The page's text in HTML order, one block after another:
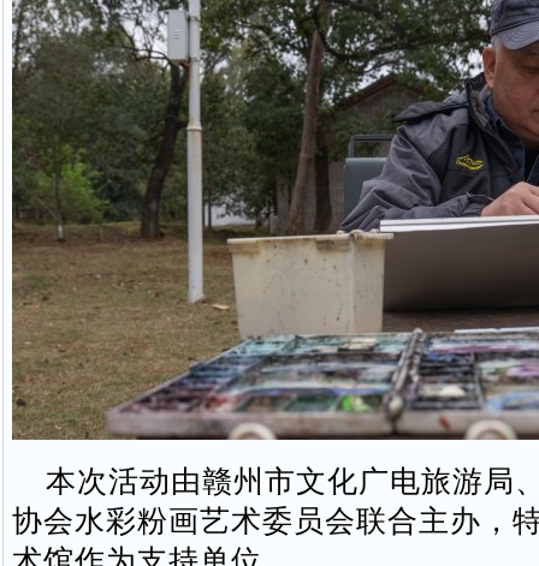
本次活动由赣州市文化广电旅游局
协会水彩粉画艺术委员会联合主办，